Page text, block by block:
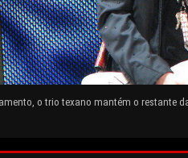
o trio texano mantém o restante